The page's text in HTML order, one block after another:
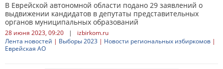
В Еврейской автономной области подано 29 заявлений о
выдвижении кандидатов в депутаты представительных
органов муниципальных образований
28 июня 2023, 09:20 |
izbirkom.ru
Лента новостей | Выборы 2023 | Новости региональных избиркомов |
Еврейская АО